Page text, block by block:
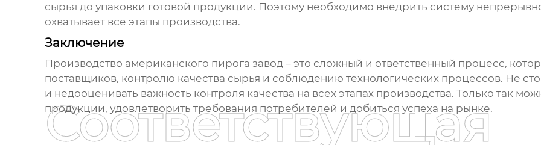
сырья до упаковки готовой продукции. Поэтому необходимо внедрить систему
охватывает все этапы производства.
Заключение
Производство американского пирога завод– это сложный и ответственный процесс,
поставщиков, контролю качества сырья и соблюдению технологических процессов. Не
и недооценивать важность контроля качества на всех этапах производства. Только так
продукции, удовлетворить требования потребителей и добиться успеха на рынке.
Соответствующая